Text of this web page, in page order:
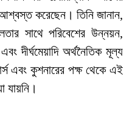
আশ্বস্ত করেছেন। তিনি জানান,
সাথে পরিবেশের উন্নয়ন,
দীর্ঘমেয়াদি অর্থনৈতিক মূল্য
এবং কুশনারের পক্ষ থেকে এই
যায়নি।